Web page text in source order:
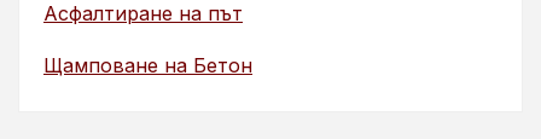
Асфалтиране на път
Щамповане на Бетон